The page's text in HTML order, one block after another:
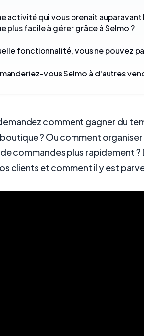
activité qui vous prenait
plus facile à gérer grâce à Selmo ?
fonctionnalité, vous ne pouvez
vous Selmo à d'autres
comment gagner du
? Ou comment
commandes plus rapidement
clients et comment il y est